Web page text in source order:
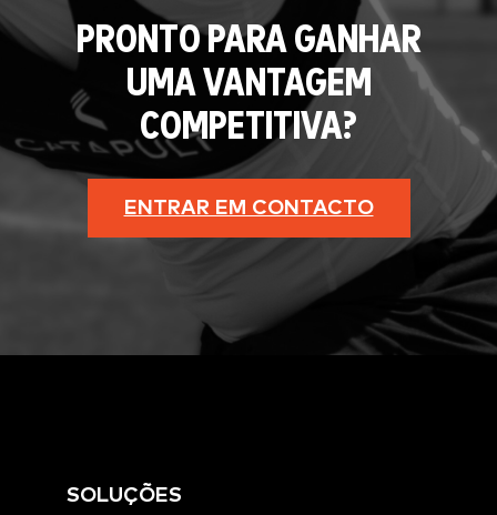
PRONTO PARA GANHAR
UMA VANTAGEM
COMPETITIVA?
ENTRAR EM CONTACTO
SOLUÇÕES